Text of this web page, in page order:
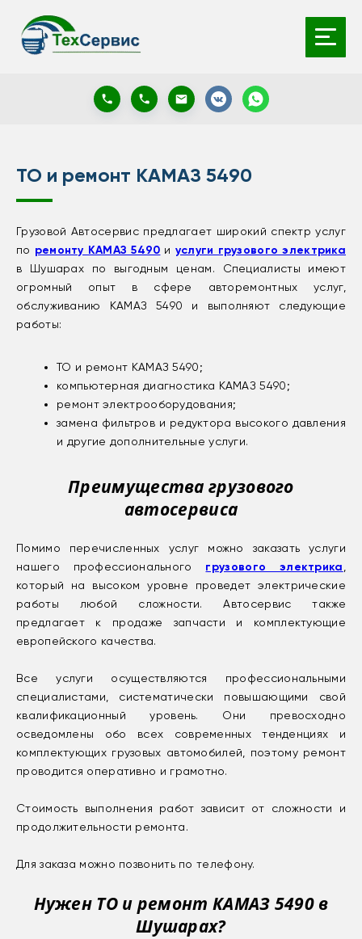
ТО и ремонт КАМАЗ 5490
Грузовой Автосервис предлагает широкий спектр услуг
по ремонту КАМАЗ 5490 и услуги грузового электрика
в Шушарах по выгодным ценам. Специалисты имеют
огромный опыт в сфере авторемонтных услуг,
обслуживанию КАМАЗ 5490 и выполняют следующие
работы:
ТО и ремонт КАМАЗ 5490;
компьютерная диагностика КАМАЗ 5490;
ремонт электрооборудования;
замена фильтров и редуктора высокого давления
и другие дополнительные услуги.
Преимущества грузового
автосервиса
Помимо перечисленных услуг можно заказать услуги
нашего профессионального грузового электрика,
который на высоком уровне проведет электрические
работы любой сложности. Автосервис также
предлагает к продаже запчасти и комплектующие
европейского качества.
Все услуги осуществляются профессиональными
специалистами, систематически повышающими свой
квалификационный уровень. Они превосходно
осведомлены обо всех современных тенденциях и
комплектующих грузовых автомобилей, поэтому ремонт
проводится оперативно и грамотно.
Стоимость выполнения работ зависит от сложности и
продолжительности ремонта.
Для заказа можно позвонить по телефону.
Нужен ТО и ремонт КАМАЗ 5490 в
Шушарах?